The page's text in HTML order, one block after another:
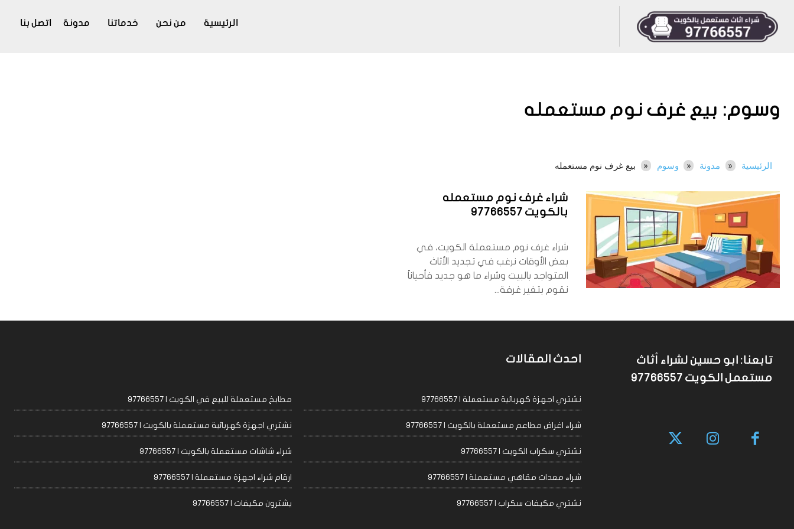
الرئيسية من نحن خدماتنا مدونة اتصل بنا
وسوم: بيع غرف نوم مستعمله
الرئيسية مدونة وسوم بيع غرف نوم مستعمله
شراء غرف نوم مستعمله
بالكويت 97766557
شراء غرف نوم مستعملة الكويت، في
بعض الأوقات نرغب في تجديد الأثاث
المتواجد بالبيت وشراء ما هو جديد فأحياناً
نقوم بتغير غرفة...
احدث المقالات
نشتري اجهزة كهربائية مستعملة | 97766557 مطابخ مستعملة للبيع في الكويت | 97766557
شراء اغراض مطاعم مستعملة بالكويت | 97766557 نشتري اجهزة كهربائية مستعملة بالكويت | 97766557
نشتري سكراب الكويت | 97766557 شراء شاشات مستعملة بالكويت | 97766557
شراء معدات مقاهي مستعملة | 97766557 ارقام شراء اجهزة مستعملة | 97766557
نشتري مكيفات سكراب | 97766557 يشترون مكيفات | 97766557
تابعنا: ابو حسين لشراء أثاث
مستعمل الكويت 97766557